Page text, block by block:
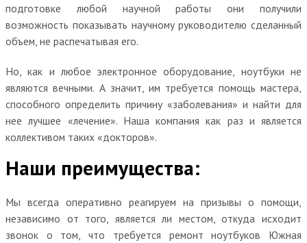
подготовке любой научной работы они получили
возможность показывать научному руководителю сделанный
объем, не распечатывая его.
Но, как и любое электронное оборудование, ноутбуки не
являются вечными. А значит, им требуется помощь мастера,
способного определить причину «заболевания» и найти для
нее лучшее «лечение». Наша компания как раз и является
коллективом таких «докторов».
Наши преимущества:
Мы всегда оперативно реагируем на призывы о помощи,
независимо от того, является ли местом, откуда исходит
звонок о том, что требуется ремонт ноутбуков Южная